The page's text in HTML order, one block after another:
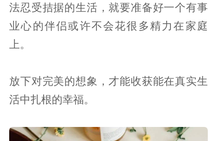
法忍受拮据的生活，就要准备好一个有事
业心的伴侣或许不会花很多精力在家庭
上。
放下对完美的想象，才能收获能在真实生
活中扎根的幸福。